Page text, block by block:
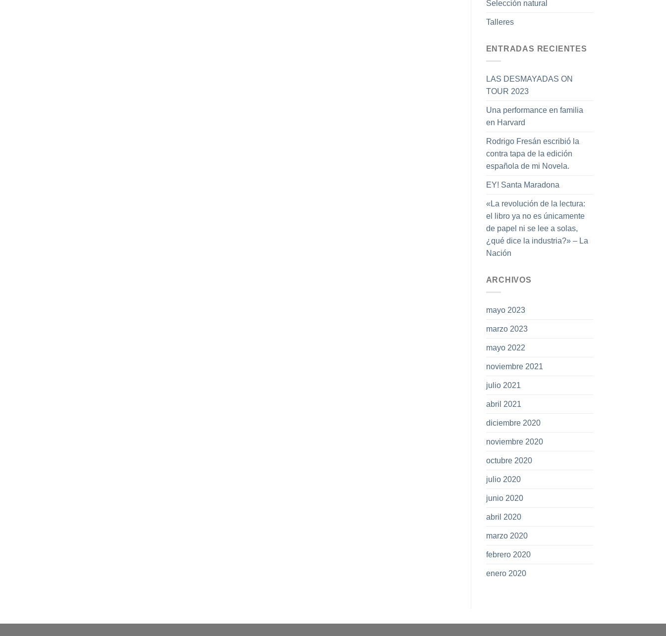
Selección natural
Talleres
ENTRADAS RECIENTES
LAS DESMAYADAS ON
TOUR 2023
Una performance en familia
en Harvard
Rodrigo Fresán escribió la
contra tapa de la edición
española de mi Novela.
EY! Santa Maradona
«La revolución de la lectura:
el libro ya no es únicamente
de papel ni se lee a solas,
¿qué dice la industria?» – La
Nación
ARCHIVOS
mayo 2023
marzo 2023
mayo 2022
noviembre 2021
julio 2021
abril 2021
diciembre 2020
noviembre 2020
octubre 2020
julio 2020
junio 2020
abril 2020
marzo 2020
febrero 2020
enero 2020